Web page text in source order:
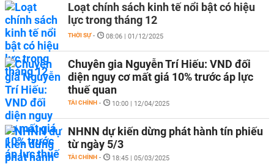
Loạt chính sách kinh tế nổi bật có hiệu
lực trong tháng 12
THỜI SỰ - 08:06 | 01/12/2025
Chuyên gia Nguyễn Trí Hiếu: VND đối
diện nguy cơ mất giá 10% trước áp lực
thuế quan
TÀI CHÍNH - 10:00 | 12/04/2025
NHNN dự kiến dừng phát hành tín phiếu
từ ngày 5/3
TÀI CHÍNH - 18:45 | 05/03/2025